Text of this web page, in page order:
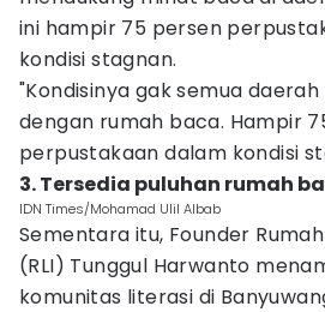
ini hampir 75 persen
kondisi stagnan.
"Kondisinya gak semua
dengan rumah baca. Hampir
perpustakaan dalam kondisi
3. Tersedia puluhan rumah
IDN Times/Mohamad Ulil Albab
Sementara itu, Founder
(RLI) Tunggul Harwanto
komunitas literasi di